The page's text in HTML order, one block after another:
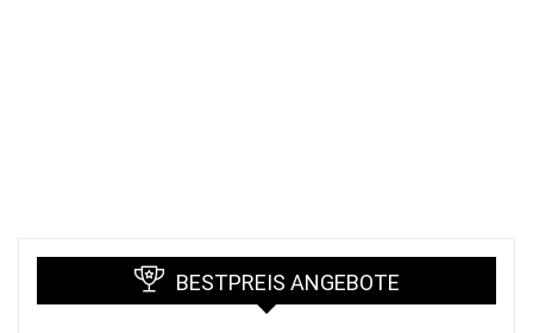
BESTPREIS ANGEBOTE